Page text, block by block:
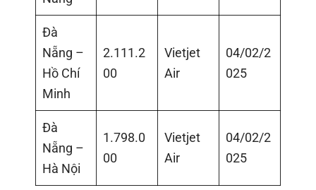
Đà
Nẵng –
Hồ Chí
Minh
2.111.2
00
Vietjet
Air
04/02/2
025
Đà
Nẵng –
Hà Nội
1.798.0
00
Vietjet
Air
04/02/2
025